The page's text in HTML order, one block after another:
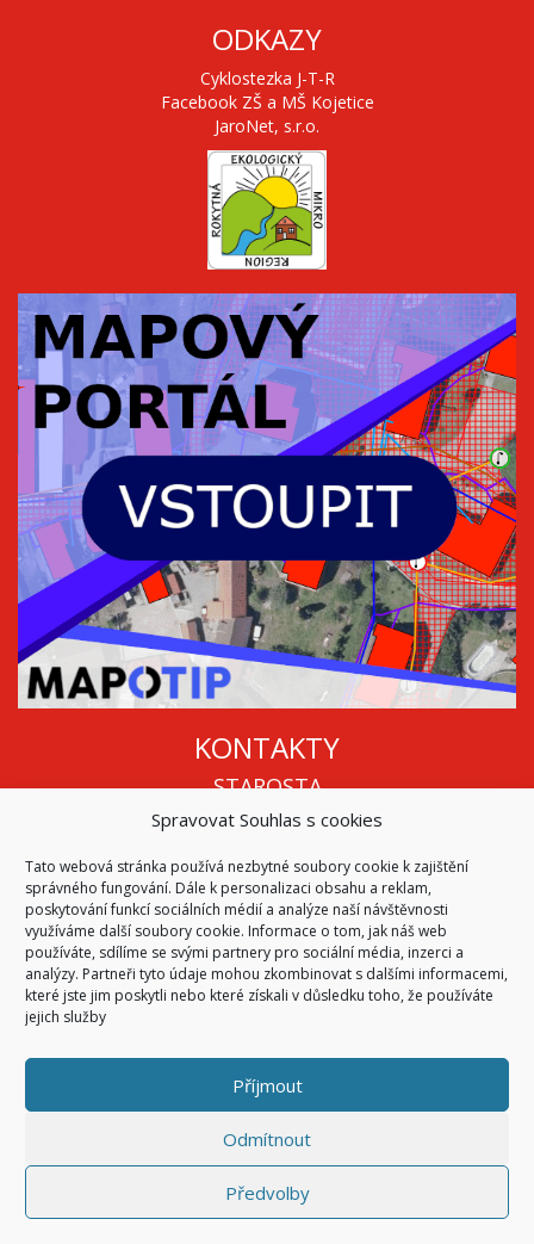
Spravovat Souhlas s cookies
Tato webová stránka používá nezbytné soubory cookie k zajištění
správného fungování. Dále k personalizaci obsahu a reklam,
poskytování funkcí sociálních médií a analýze naší návštěvnosti
využíváme další soubory cookie. Informace o tom, jak náš web
používáte, sdílíme se svými partnery pro sociální média, inzerci a
analýzy. Partneři tyto údaje mohou zkombinovat s dalšími informacemi,
které jste jim poskytli nebo které získali v důsledku toho, že používáte
jejich služby
Příjmout
Odmítnout
Předvolby
ODKAZY
Cyklostezka J-T-R
Facebook ZŠ a MŠ Kojetice
JaroNet, s.r.o.
KONTAKTY
STAROSTA
Mgr. Roman Vala
info@oukojetice.cz
ÚŘEDNÍ HODINY
Po, St: 15:30 - 16:30
Všechny kontakty | Kde nás najdete
© 2026Obec Kojetice na Moravě
Všechna práva vyhrazena
Code & Design bySymphony Digital
Přihlásit se